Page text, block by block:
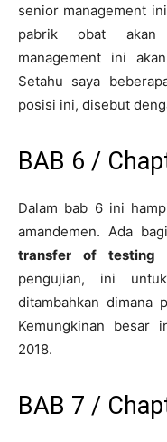
senior management
pabrik obat akan
management ini
Setahu saya
posisi ini, disebut
BAB 6 /
Dalam bab 6 ini
amandemen. Ada
transfer of testing
pengujian, ini
ditambahkan dimana
Kemungkinan besar
2018.
BAB 7 /